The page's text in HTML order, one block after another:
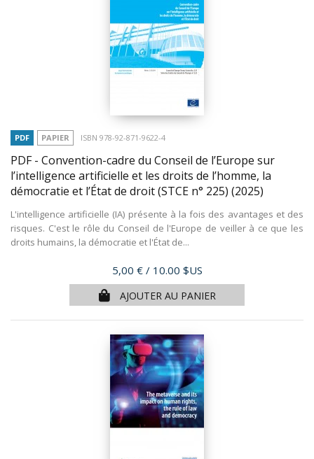
PDF PAPIER ISBN 978-92-871-9622-4
PDF - Convention-cadre du Conseil de l’Europe sur
l’intelligence artificielle et les droits de l’homme, la
démocratie et l’État de droit (STCE n° 225) (2025)
L'intelligence artificielle (IA) présente à la fois des avantages et des
risques. C'est le rôle du Conseil de l'Europe de veiller à ce que les
droits humains, la démocratie et l'État de...
Prix
5,00 € / 10.00 $US
AJOUTER AU PANIER